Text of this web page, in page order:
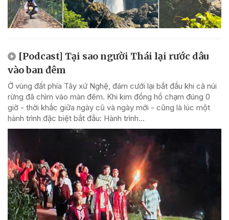
[Podcast] Tại sao người Thái lại rước dâu
vào ban đêm
Ở vùng đất phía Tây xứ Nghệ, đám cưới lại bắt đầu khi cả núi
rừng đã chìm vào màn đêm. Khi kim đồng hồ chạm đúng 0
giờ - thời khắc giữa ngày cũ và ngày mới - cũng là lúc một
hành trình đặc biệt bắt đầu: Hành trình...